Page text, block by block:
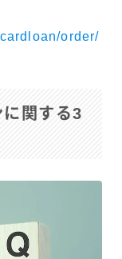
order/
関する3